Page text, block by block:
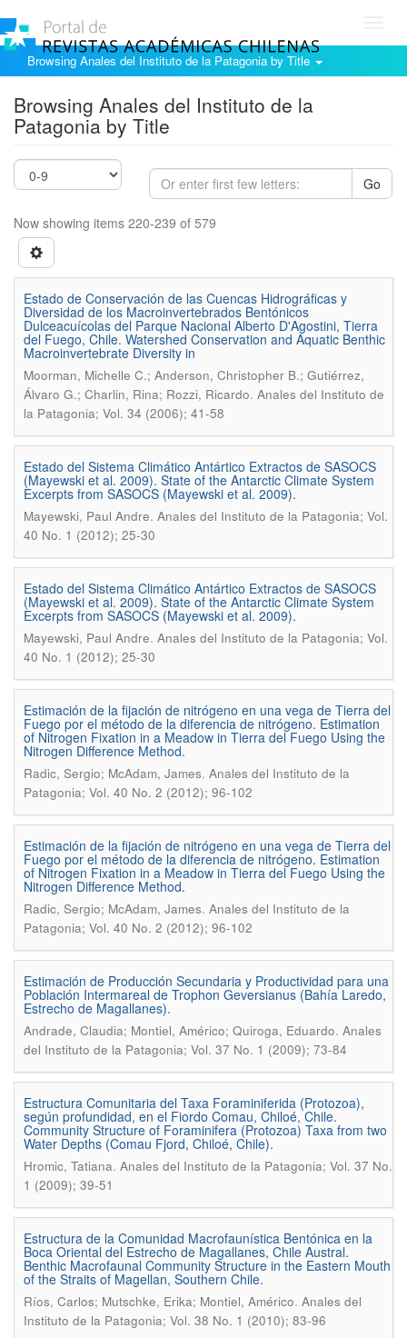
Browsing Anales del Instituto de la Patagonia by Title
Browsing Anales del Instituto de la
Patagonia by Title
Go
Now showing items 220-239 of 579
Estado de Conservación de las Cuencas Hidrográficas y
Diversidad de los Macroinvertebrados Bentónicos
Dulceacuícolas del Parque Nacional Alberto D'Agostini, Tierra
del Fuego, Chile. Watershed Conservation and Aquatic Benthic
Macroinvertebrate Diversity in
Moorman, Michelle C.; Anderson, Christopher B.; Gutiérrez,
Álvaro G.; Charlin, Rina; Rozzi, Ricardo. Anales del Instituto de
la Patagonia; Vol. 34 (2006); 41-58
Estado del Sistema Climático Antártico Extractos de SASOCS
(Mayewski et al. 2009). State of the Antarctic Climate System
Excerpts from SASOCS (Mayewski et al. 2009).
Mayewski, Paul Andre. Anales del Instituto de la Patagonia; Vol.
40 No. 1 (2012); 25-30
Estado del Sistema Climático Antártico Extractos de SASOCS
(Mayewski et al. 2009). State of the Antarctic Climate System
Excerpts from SASOCS (Mayewski et al. 2009).
Mayewski, Paul Andre. Anales del Instituto de la Patagonia; Vol.
40 No. 1 (2012); 25-30
Estimación de la fijación de nitrógeno en una vega de Tierra del
Fuego por el método de la diferencia de nitrógeno. Estimation
of Nitrogen Fixation in a Meadow in Tierra del Fuego Using the
Nitrogen Difference Method.
Radic, Sergio; McAdam, James. Anales del Instituto de la
Patagonia; Vol. 40 No. 2 (2012); 96-102
Estimación de la fijación de nitrógeno en una vega de Tierra del
Fuego por el método de la diferencia de nitrógeno. Estimation
of Nitrogen Fixation in a Meadow in Tierra del Fuego Using the
Nitrogen Difference Method.
Radic, Sergio; McAdam, James. Anales del Instituto de la
Patagonia; Vol. 40 No. 2 (2012); 96-102
Estimación de Producción Secundaria y Productividad para una
Población Intermareal de Trophon Geversianus (Bahía Laredo,
Estrecho de Magallanes).
Andrade, Claudia; Montiel, Américo; Quiroga, Eduardo. Anales
del Instituto de la Patagonia; Vol. 37 No. 1 (2009); 73-84
Estructura Comunitaria del Taxa Foraminiferida (Protozoa),
según profundidad, en el Fiordo Comau, Chiloé, Chile.
Community Structure of Foraminifera (Protozoa) Taxa from two
Water Depths (Comau Fjord, Chiloé, Chile).
Hromic, Tatiana. Anales del Instituto de la Patagonia; Vol. 37 No.
1 (2009); 39-51
Estructura de la Comunidad Macrofaunística Bentónica en la
Boca Oriental del Estrecho de Magallanes, Chile Austral.
Benthic Macrofaunal Community Structure in the Eastern Mouth
of the Straits of Magellan, Southern Chile.
Ríos, Carlos; Mutschke, Erika; Montiel, Américo. Anales del
Instituto de la Patagonia; Vol. 38 No. 1 (2010); 83-96